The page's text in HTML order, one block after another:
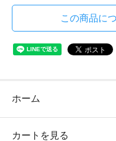
この商品に
ホーム
カートを見る